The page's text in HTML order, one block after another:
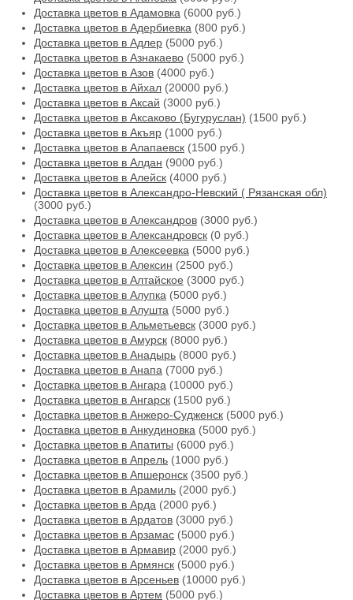
Доставка цветов в Адамовка (6000 руб.)
Доставка цветов в Адербиевка (800 руб.)
Доставка цветов в Адлер (5000 руб.)
Доставка цветов в Азнакаево (5000 руб.)
Доставка цветов в Азов (4000 руб.)
Доставка цветов в Айхал (20000 руб.)
Доставка цветов в Аксай (3000 руб.)
Доставка цветов в Аксаково (Бугуруслан) (1500 руб.)
Доставка цветов в Акъяр (1000 руб.)
Доставка цветов в Алапаевск (1500 руб.)
Доставка цветов в Алдан (9000 руб.)
Доставка цветов в Алейск (4000 руб.)
Доставка цветов в Александро-Невский ( Рязанская обл)
(3000 руб.)
Доставка цветов в Александров (3000 руб.)
Доставка цветов в Александровск (0 руб.)
Доставка цветов в Алексеевка (5000 руб.)
Доставка цветов в Алексин (2500 руб.)
Доставка цветов в Алтайское (3000 руб.)
Доставка цветов в Алупка (5000 руб.)
Доставка цветов в Алушта (5000 руб.)
Доставка цветов в Альметьевск (3000 руб.)
Доставка цветов в Амурск (8000 руб.)
Доставка цветов в Анадырь (8000 руб.)
Доставка цветов в Анапа (7000 руб.)
Доставка цветов в Ангара (10000 руб.)
Доставка цветов в Ангарск (1500 руб.)
Доставка цветов в Анжеро-Судженск (5000 руб.)
Доставка цветов в Анкудиновка (5000 руб.)
Доставка цветов в Апатиты (6000 руб.)
Доставка цветов в Апрель (1000 руб.)
Доставка цветов в Апшеронск (3500 руб.)
Доставка цветов в Арамиль (2000 руб.)
Доставка цветов в Арда (2000 руб.)
Доставка цветов в Ардатов (3000 руб.)
Доставка цветов в Арзамас (5000 руб.)
Доставка цветов в Армавир (2000 руб.)
Доставка цветов в Армянск (5000 руб.)
Доставка цветов в Арсеньев (10000 руб.)
Доставка цветов в Артем (5000 руб.)